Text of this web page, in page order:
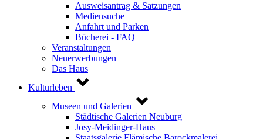
Ausweisantrag & Satzungen
Mediensuche
Anfahrt und Parken
Bücherei - FAQ
Veranstaltungen
Neuerwerbungen
Das Haus
Kulturleben
Museen und Galerien
Städtische Galerien Neuburg
Josy-Meidinger-Haus